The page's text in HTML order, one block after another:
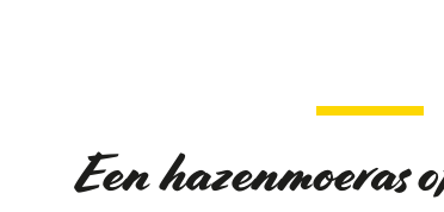
Een hazenmoeras